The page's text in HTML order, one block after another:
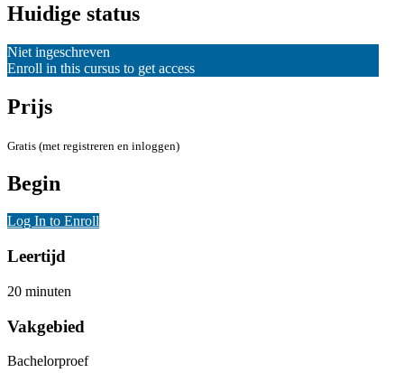
Huidige status
Niet ingeschreven
Enroll in this cursus to get access
Prijs
Gratis (met registreren en inloggen)
Begin
Log In to Enroll
Leertijd
20 minuten
Vakgebied
Bachelorproef